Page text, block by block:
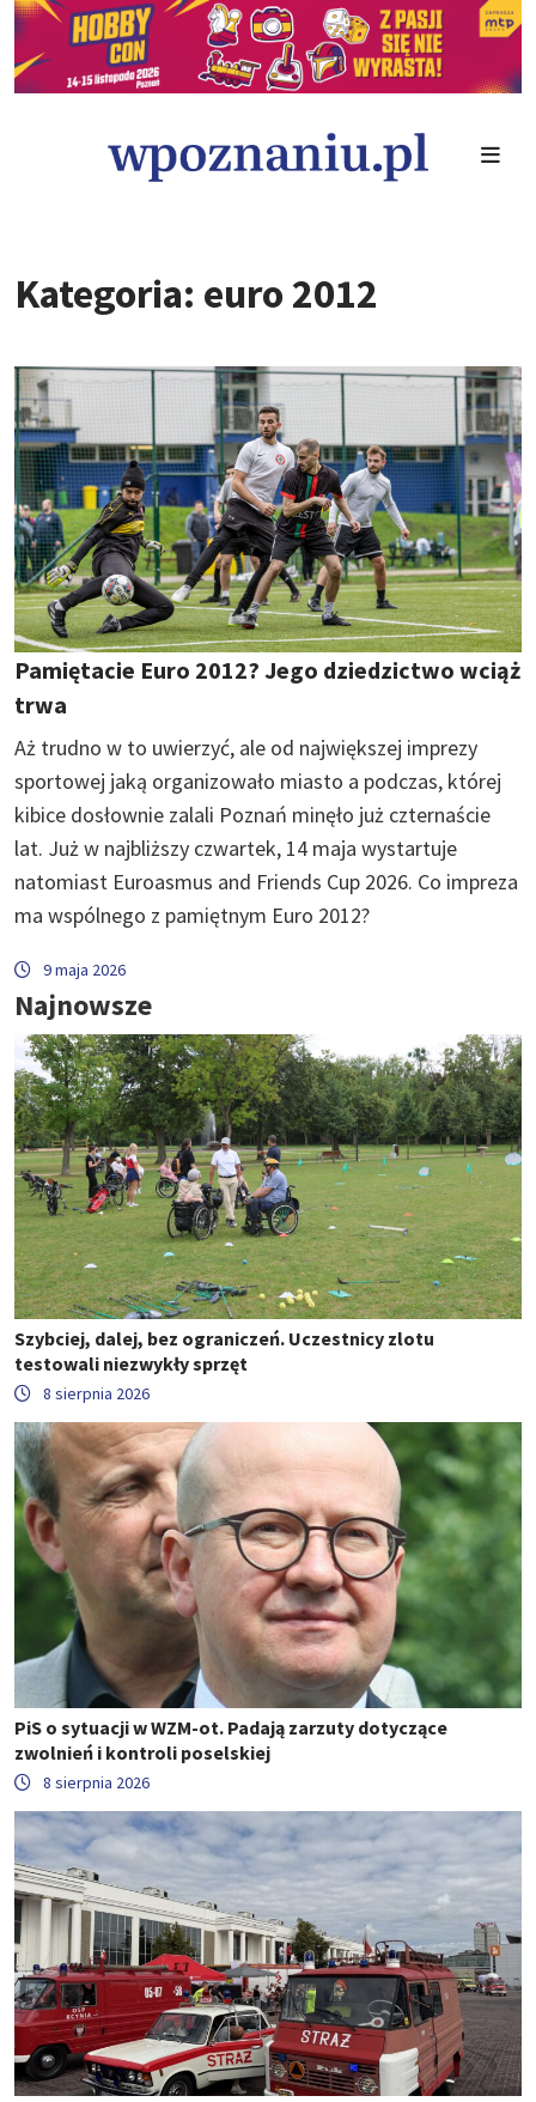
Kategoria: euro 2012
Pamiętacie Euro 2012? Jego dziedzictwo wciąż
trwa
Aż trudno w to uwierzyć, ale od największej imprezy
sportowej jaką organizowało miasto a podczas, której
kibice dosłownie zalali Poznań minęło już czternaście
lat. Już w najbliższy czwartek, 14 maja wystartuje
natomiast Euroasmus and Friends Cup 2026. Co impreza
ma wspólnego z pamiętnym Euro 2012?
9 maja 2026
Najnowsze
Szybciej, dalej, bez ograniczeń. Uczestnicy zlotu
testowali niezwykły sprzęt
8 sierpnia 2026
PiS o sytuacji w WZM-ot. Padają zarzuty dotyczące
zwolnień i kontroli poselskiej
8 sierpnia 2026